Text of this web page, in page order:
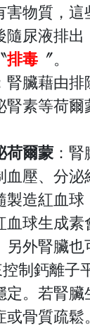
害物質，這
隨尿液排出
排毒 〞。
腎臟藉由排
腎素等荷爾
荷爾蒙 ：
血壓、分泌
製造紅血
血球生成素
另外腎臟
制鈣離子
定。若腎
骨質疏鬆。